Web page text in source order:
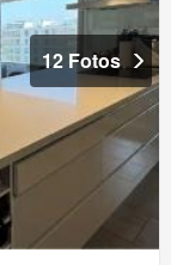
12 Fotos